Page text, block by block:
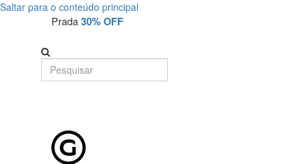
Saltar para o conteúdo principal
Prada30% OFF